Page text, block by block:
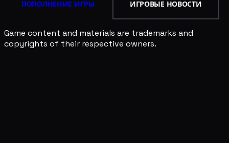
ПОПОЛНЕНИЕ ИГРЫ ИГРОВЫЕ НОВОСТИ
Game content and materials are trademarks and
copyrights of their respective owners.